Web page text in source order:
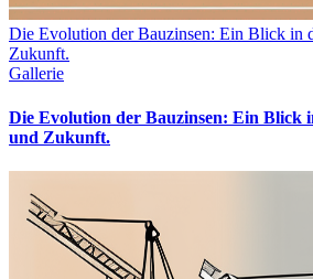
Die Evolution der Bauzinsen: Ein Blick in
Zukunft.
Gallerie
Die Evolution der Bauzinsen: Ein Blick
und Zukunft.